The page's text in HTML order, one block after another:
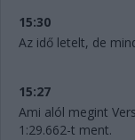
15:30
Az idő letelt, de
15:27
Ami alól megint
1:29.662-t ment.